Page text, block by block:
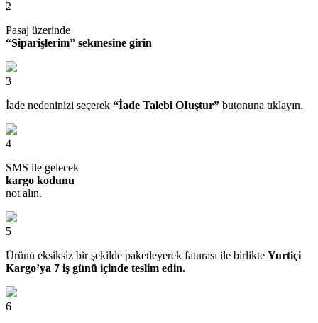
2
Pasaj üzerinde
“Siparişlerim” sekmesine girin
3
İade nedeninizi seçerek “İade Talebi OIuştur” butonuna tıklayın.
4
SMS ile gelecek
kargo kodunu
not alın.
5
Ürünü eksiksiz bir şekilde paketleyerek faturası ile birlikte Yurtiçi
Kargo’ya 7 iş günü içinde teslim edin.
6